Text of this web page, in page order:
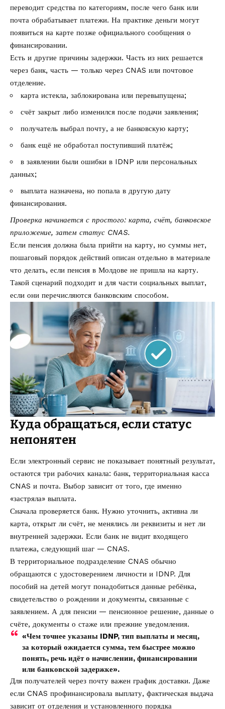
переводит средства по категориям, после чего банк или
почта обрабатывает платежи. На практике деньги могут
появиться на карте позже официального сообщения о
финансировании.
Есть и другие причины задержки. Часть из них решается
через банк, часть — только через CNAS или почтовое
отделение.
карта истекла, заблокирована или перевыпущена;
счёт закрыт либо изменился после подачи заявления;
получатель выбрал почту, а не банковскую карту;
банк ещё не обработал поступивший платёж;
в заявлении были ошибки в IDNP или персональных
данных;
выплата назначена, но попала в другую дату
финансирования.
Проверка начинается с простого: карта, счёт, банковское
приложение, затем статус CNAS.
Если пенсия должна была прийти на карту, но суммы нет,
пошаговый порядок действий описан отдельно в материале
что делать, если пенсия в Молдове не пришла на карту.
Такой сценарий подходит и для части социальных выплат,
если они перечисляются банковским способом.
Куда обращаться, если статус
непонятен
Если электронный сервис не показывает понятный результат,
остаются три рабочих канала: банк, территориальная касса
CNAS и почта. Выбор зависит от того, где именно
«застряла» выплата.
Сначала проверяется банк. Нужно уточнить, активна ли
карта, открыт ли счёт, не менялись ли реквизиты и нет ли
внутренней задержки. Если банк не видит входящего
платежа, следующий шаг — CNAS.
В территориальное подразделение CNAS обычно
обращаются с удостоверением личности и IDNP. Для
пособий на детей могут понадобиться данные ребёнка,
свидетельство о рождении и документы, связанные с
заявлением. А для пенсии — пенсионное решение, данные о
счёте, документы о стаже или прежние уведомления.
«Чем точнее указаны IDNP, тип выплаты и месяц,
за который ожидается сумма, тем быстрее можно
понять, речь идёт о начислении, финансировании
или банковской задержке».
Для получателей через почту важен график доставки. Даже
если CNAS профинансировала выплату, фактическая выдача
зависит от отделения и установленного порядка